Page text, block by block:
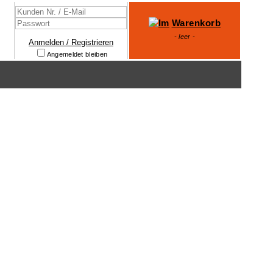
Anmelden / Registrieren
Angemeldet bleiben
Warenkorb
- leer -